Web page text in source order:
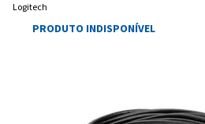
Logitech
PRODUTO INDISPONÍVEL